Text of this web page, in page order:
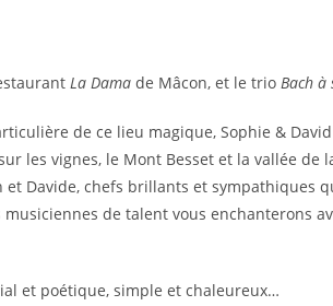
La Dama de Mâcon, et le trio Bach à
de ce lieu magique, Sophie &
les vignes, le Mont Besset et la vallée
Davide, chefs brillants et
de talent vous enchanterons
et poétique, simple et chaleureux…